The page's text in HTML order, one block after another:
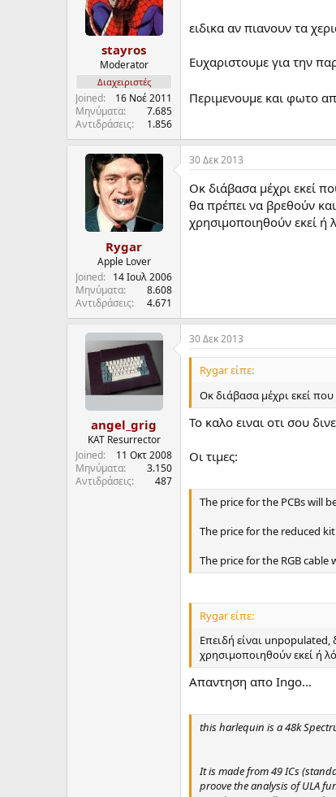
stayros
Moderator
Διαχειριστές
Joined
16 Νοέ 2011
Μηνύματα
7.685
Αντιδράσεις
1.856
ειδικα αν πιανουν τα
Ευχαριστουμε για την
Περιμενουμε και φωτο
Rygar
Apple Lover
Joined
14 Ιουλ 2006
Μηνύματα
8.608
Αντιδράσεις
4.671
30 Δεκ 2013
Οκ διάβασα μέχρι εκεί
θα πρέπει να βρεθούν
χρησιμοποιηθούν εκεί ή
angel_grig
KAT Resurrector
Joined
11 Οκτ 2008
Μηνύματα
3.150
Αντιδράσεις
487
30 Δεκ 2013
Rygar είπε:
Οκ διάβασα μέχρι εκεί
To καλο ειναι οτι σου
Oι τιμες:
The price for the PCBs will
The price for the reduced
The price for the RGB cable
Rygar είπε:
Επειδή είναι unpopulated,
χρησιμοποιηθούν εκεί ή
Aπαντηση απο Ingo...
this harlequin is a 48k
It is made from 49 ICs
proove the analysis of ULA